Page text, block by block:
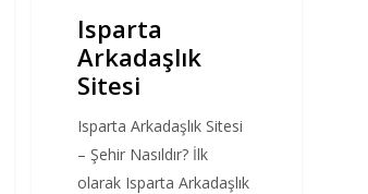
Isparta
Arkadaşlık
Sitesi
Isparta Arkadaşlık Sitesi
– Şehir Nasıldır? İlk
olarak Isparta Arkadaşlık